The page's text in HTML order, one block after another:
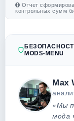
Отчет
контрольных сумм
MODS-MENU
Max
«Мы
мода